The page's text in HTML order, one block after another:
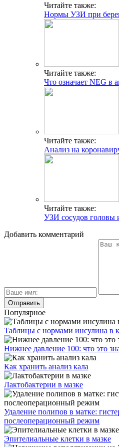
Читайте также:
Нормы УЗИ при
Читайте также:
Что означает NEG в
Читайте также:
Анализ на
Читайте также:
УЗИ сосудов головы
Добавить комментарий
Популярное
Таблицы с нормами инсулина в
Нижнее давление 100: что это
Как хранить анализ кала
Лактобактерии в мазке
Удаление полипов в матке:
послеоперационный режим
Эпителиальные клетки в мазке